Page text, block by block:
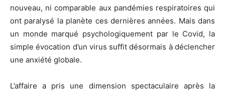
nouveau, ni comparable aux pandémies respiratoires qui
ont paralysé la planète ces dernières années. Mais dans
un monde marqué psychologiquement par le Covid, la
simple évocation d’un virus suffit désormais à déclencher
une anxiété globale.
L’affaire a pris une dimension spectaculaire après la